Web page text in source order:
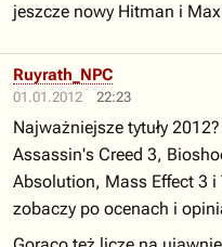
jeszcze nowy Hitman i
01.01.2012 22:23
Ruyrath_NPC
Najważniejsze tytuły
Assassin's Creed 3,
Absolution, Mass Effect 3
zobaczy po ocenach i